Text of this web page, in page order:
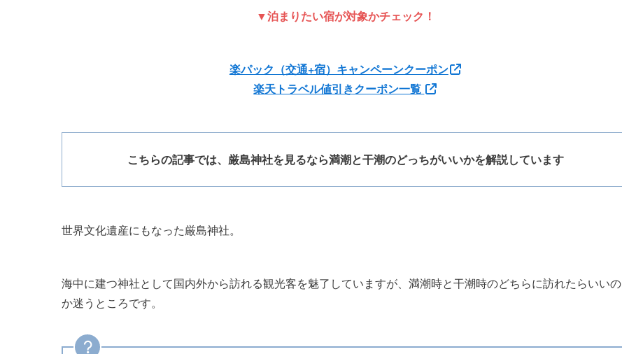
▼泊まりたい宿が対象かチェック！
楽パック（交通+宿）キャンペーンクーポン
楽天トラベル値引きクーポン一覧
こちらの記事では、厳島神社を見るなら満潮と干潮のどっちがいいかを解説しています
世界文化遺産にもなった厳島神社。
海中に建つ神社として国内外から訪れる観光客を魅了していますが、満潮時と干潮時のどちらに訪れたらいいの
か迷うところです。